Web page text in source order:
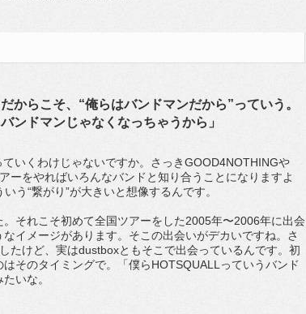
からこそ、“俺らはバンドマンだから”っていう。
ンドマンじゃなくなっちゃうから」
いくわけじゃないですか。さっきGOOD4NOTHINGや
ーをやればいろんなバンドと知り合うことになりますよ
う“繋がり”が大きいと想像するんです。
それこそ初めて全国ツアーをした2005年〜2006年に出会
イメージがあります。そこの出会いがデカいですね。さ
たけど、実はdustboxともそこで出会っているんです。初
そのタイミングで。「僕らHOTSQUALLっていうバンド
いな。